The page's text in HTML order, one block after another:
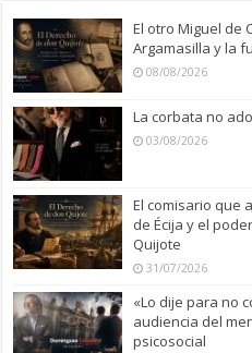
El otro Miguel de
Argamasilla y la
08/08/2026
La corbata no
03/08/2026
El comisario que
de Écija y el
Quijote
31/07/2026
«Lo dije para no
audiencia del
psicosocial